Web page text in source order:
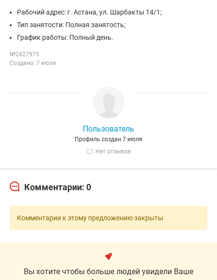
Рабочий адрес: г. Астана, ул. Шарбакты 14/1;
Тип занятости: Полная занятость;
График работы: Полный день.
№2427975
Создано: 7 июля
Пользователь
Профиль создан 7 июля
Нет отзывов
Комментарии: 0
Комментарии к этому предложению закрыты
Вы хотите чтобы больше людей увидели Ваше